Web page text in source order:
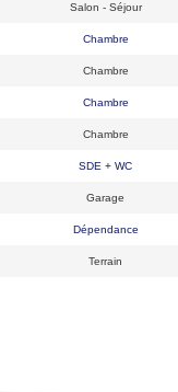
Salon - Séjour
Chambre
Chambre
Chambre
Chambre
SDE + WC
Garage
Dépendance
Terrain